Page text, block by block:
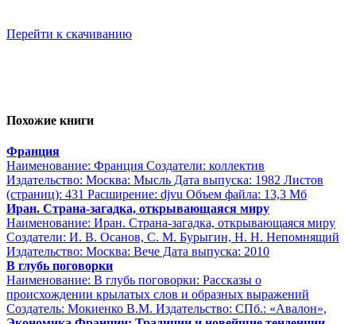
Перейти к скачиванию
Похожие книги
Франция
Наименование: Франция Создатели: коллектив
Издательство: Москва: Мысль Дата выпуска: 1982 Листов
(страниц): 431 Расширение: djvu Объем файла: 13,3 Мб
Иран. Страна-загадка, открывающаяся миру
Наименование: Иран. Страна-загадка, открывающаяся миру
Создатели: И. В. Осанов, С. М. Бурыгин, Н. Н. Непомнящий
Издательство: Москва: Вече Дата выпуска: 2010
В глубь поговорки
Наименование: В глубь поговорки: Рассказы о
происхождении крылатых слов и образных выражений
Создатель: Мокиенко В.М. Издательство: СПб.: «Авалон»,